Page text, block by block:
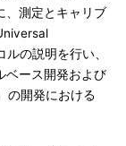
、測定とキャリブ
の説明を行い、
ベース開発および
の開発における